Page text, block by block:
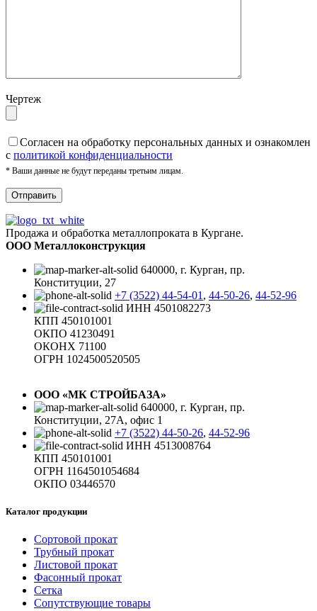
Чертеж
Cогласен на обработку персональных данных и ознакомлен
с политикой конфиденциальности
* Ваши данные не будут переданы третьим лицам.
Продажа и обработка металлопроката в Кургане.
ООО Металлоконструкция
640000, г. Курган, пр.
Конституции, 27
+7 (3522) 44-54-01 , 44-50-26, 44-52-96
ИНН 4501082273
КПП 450101001
ОКПО 41230491
ОКОНХ 71100
ОГРН 1024500520505
ООО «МК СТРОЙБАЗА»
640000, г. Курган, пр.
Конституции, 27А, офис 1
+7 (3522) 44-50-26, 44-52-96
ИНН 4513008764
КПП 450101001
ОГРН 1164501054684
ОКПО 03446570
Каталог продукции
Сортовой прокат
Трубный прокат
Листовой прокат
Фасонный прокат
Сетка
Сопутствующие товары